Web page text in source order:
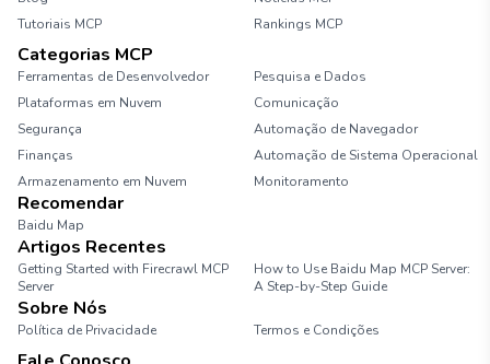
Tutoriais MCP
Rankings MCP
Categorias MCP
Ferramentas de Desenvolvedor
Pesquisa e Dados
Plataformas em Nuvem
Comunicação
Segurança
Automação de Navegador
Finanças
Automação de Sistema Operacional
Armazenamento em Nuvem
Monitoramento
Recomendar
Baidu Map
Artigos Recentes
Getting Started with Firecrawl MCP
Server
How to Use Baidu Map MCP Server:
A Step-by-Step Guide
Sobre Nós
Política de Privacidade Termos e Condições